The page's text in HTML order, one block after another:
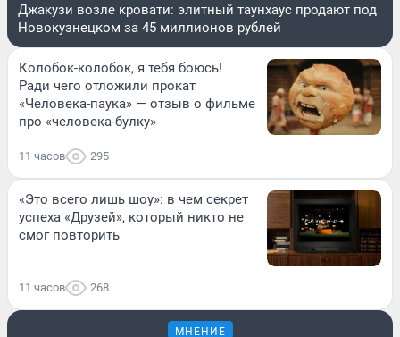
Джакузи возле кровати: элитный таунхаус продают под
Новокузнецком за 45 миллионов рублей
Колобок-колобок, я тебя боюсь!
Ради чего отложили прокат
«Человека-паука» — отзыв о фильме
про «человека-булку»
11 часов 295
«Это всего лишь шоу»: в чем секрет
успеха «Друзей», который никто не
смог повторить
11 часов 268
МНЕНИЕ